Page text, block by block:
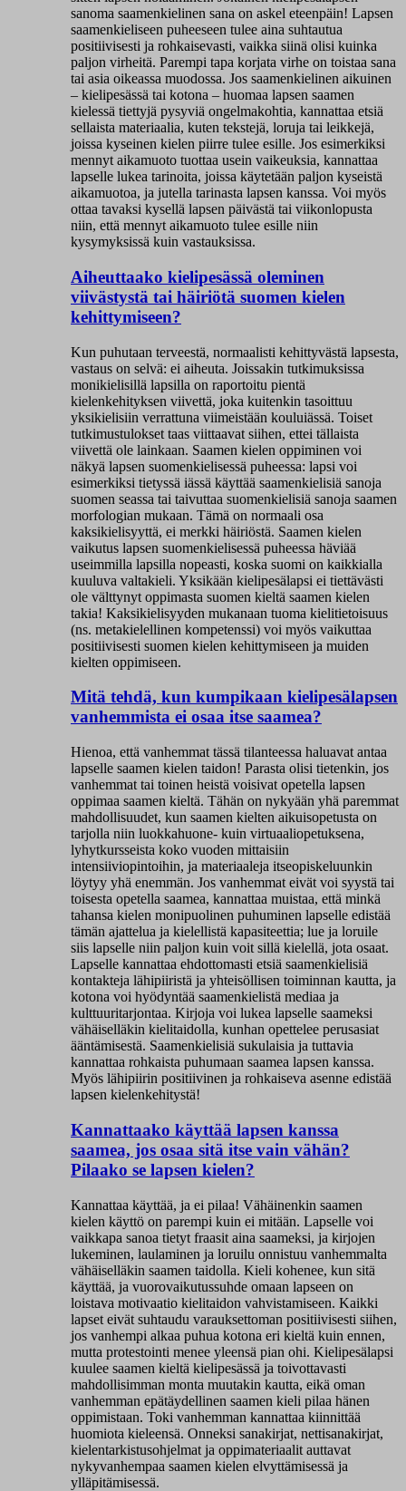
sanoma saamenkielinen sana on askel eteenpäin! Lapsen
saamenkieliseen puheeseen tulee aina suhtautua
positiivisesti ja rohkaisevasti, vaikka siinä olisi kuinka
paljon virheitä. Parempi tapa korjata virhe on toistaa sana
tai asia oikeassa muodossa. Jos saamenkielinen aikuinen
– kielipesässä tai kotona – huomaa lapsen saamen
kielessä tiettyjä pysyviä ongelmakohtia, kannattaa etsiä
sellaista materiaalia, kuten tekstejä, loruja tai leikkejä,
joissa kyseinen kielen piirre tulee esille. Jos esimerkiksi
mennyt aikamuoto tuottaa usein vaikeuksia, kannattaa
lapselle lukea tarinoita, joissa käytetään paljon kyseistä
aikamuotoa, ja jutella tarinasta lapsen kanssa. Voi myös
ottaa tavaksi kysellä lapsen päivästä tai viikonlopusta
niin, että mennyt aikamuoto tulee esille niin
kysymyksissä kuin vastauksissa.
Aiheuttaako kielipesässä oleminen
viivästystä tai häiriötä suomen kielen
kehittymiseen?
Kun puhutaan terveestä, normaalisti kehittyvästä lapsesta,
vastaus on selvä: ei aiheuta. Joissakin tutkimuksissa
monikielisillä lapsilla on raportoitu pientä
kielenkehityksen viivettä, joka kuitenkin tasoittuu
yksikielisiin verrattuna viimeistään kouluiässä. Toiset
tutkimustulokset taas viittaavat siihen, ettei tällaista
viivettä ole lainkaan. Saamen kielen oppiminen voi
näkyä lapsen suomenkielisessä puheessa: lapsi voi
esimerkiksi tietyssä iässä käyttää saamenkielisiä sanoja
suomen seassa tai taivuttaa suomenkielisiä sanoja saamen
morfologian mukaan. Tämä on normaali osa
kaksikielisyyttä, ei merkki häiriöstä. Saamen kielen
vaikutus lapsen suomenkielisessä puheessa häviää
useimmilla lapsilla nopeasti, koska suomi on kaikkialla
kuuluva valtakieli. Yksikään kielipesälapsi ei tiettävästi
ole välttynyt oppimasta suomen kieltä saamen kielen
takia! Kaksikielisyyden mukanaan tuoma kielitietoisuus
(ns. metakielellinen kompetenssi) voi myös vaikuttaa
positiivisesti suomen kielen kehittymiseen ja muiden
kielten oppimiseen.
Mitä tehdä, kun kumpikaan kielipesälapsen
vanhemmista ei osaa itse saamea?
Hienoa, että vanhemmat tässä tilanteessa haluavat antaa
lapselle saamen kielen taidon! Parasta olisi tietenkin, jos
vanhemmat tai toinen heistä voisivat opetella lapsen
oppimaa saamen kieltä. Tähän on nykyään yhä paremmat
mahdollisuudet, kun saamen kielten aikuisopetusta on
tarjolla niin luokkahuone- kuin virtuaaliopetuksena,
lyhytkursseista koko vuoden mittaisiin
intensiiviopintoihin, ja materiaaleja itseopiskeluunkin
löytyy yhä enemmän. Jos vanhemmat eivät voi syystä tai
toisesta opetella saamea, kannattaa muistaa, että minkä
tahansa kielen monipuolinen puhuminen lapselle edistää
tämän ajattelua ja kielellistä kapasiteettia; lue ja loruile
siis lapselle niin paljon kuin voit sillä kielellä, jota osaat.
Lapselle kannattaa ehdottomasti etsiä saamenkielisiä
kontakteja lähipiiristä ja yhteisöllisen toiminnan kautta, ja
kotona voi hyödyntää saamenkielistä mediaa ja
kulttuuritarjontaa. Kirjoja voi lukea lapselle saameksi
vähäiselläkin kielitaidolla, kunhan opettelee perusasiat
ääntämisestä. Saamenkielisiä sukulaisia ja tuttavia
kannattaa rohkaista puhumaan saamea lapsen kanssa.
Myös lähipiirin positiivinen ja rohkaiseva asenne edistää
lapsen kielenkehitystä!
Kannattaako käyttää lapsen kanssa
saamea, jos osaa sitä itse vain vähän?
Pilaako se lapsen kielen?
Kannattaa käyttää, ja ei pilaa! Vähäinenkin saamen
kielen käyttö on parempi kuin ei mitään. Lapselle voi
vaikkapa sanoa tietyt fraasit aina saameksi, ja kirjojen
lukeminen, laulaminen ja loruilu onnistuu vanhemmalta
vähäiselläkin saamen taidolla. Kieli kohenee, kun sitä
käyttää, ja vuorovaikutussuhde omaan lapseen on
loistava motivaatio kielitaidon vahvistamiseen. Kaikki
lapset eivät suhtaudu varauksettoman positiivisesti siihen,
jos vanhempi alkaa puhua kotona eri kieltä kuin ennen,
mutta protestointi menee yleensä pian ohi. Kielipesälapsi
kuulee saamen kieltä kielipesässä ja toivottavasti
mahdollisimman monta muutakin kautta, eikä oman
vanhemman epätäydellinen saamen kieli pilaa hänen
oppimistaan. Toki vanhemman kannattaa kiinnittää
huomiota kieleensä. Onneksi sanakirjat, nettisanakirjat,
kielentarkistusohjelmat ja oppimateriaalit auttavat
nykyvanhempaa saamen kielen elvyttämisessä ja
ylläpitämisessä.